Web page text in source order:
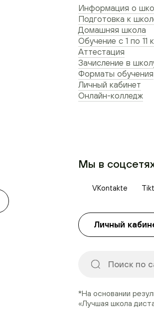
Информация о
Подготовка к
Домашняя школа
Обучение с 1 по 11
Аттестация
Зачисление в
Форматы обучения
Личный кабинет
Онлайн-колледж
Мы в
VKontakte
Личный
*На основании
«Лучшая школа